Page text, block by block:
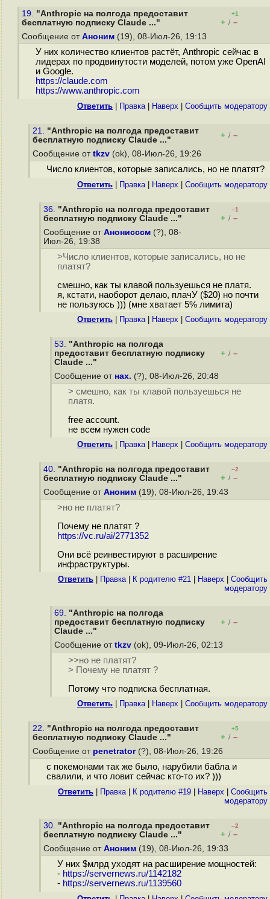
19. "Anthropic на полгода предоставит
бесплатную подписку Claude ..."
+1
+ / –
Сообщение от Аноним (19), 08-Июл-26, 19:13
У них количество клиентов растёт, Anthropic сейчас в
лидерах по продвинутости моделей, потом уже OpenAI
и Google.
https://claude.com
https://www.anthropic.com
Ответить Правка| Наверх Cообщить модератору
21. "Anthropic на полгода предоставит
бесплатную подписку Claude ..."
+ / –
Сообщение от tkzv (ok), 08-Июл-26, 19:26
Число клиентов, которые записались, но не платят?
Ответить Правка| Наверх Cообщить модератору
36. "Anthropic на полгода предоставит
бесплатную подписку Claude ..."
–1
+ / –
Сообщение от Анонисссм (?), 08-
Июл-26, 19:38
>Число клиентов, которые записались, но не
платят?
смешно, как ты клавой пользуешься не платя.
я, кстати, наоборот делаю, плачУ ($20) но почти
не пользуюсь ))) (мне хватает 5% лимита)
Ответить Правка| Наверх Cообщить модератору
53. "Anthropic на полгода
предоставит бесплатную подписку
Claude ..."
+ / –
Сообщение от нах. (?), 08-Июл-26, 20:48
> смешно, как ты клавой пользуешься не
платя.
free account.
не всем нужен code
Ответить Правка| Наверх Cообщить модератору
40. "Anthropic на полгода предоставит
бесплатную подписку Claude ..."
–2
+ / –
Сообщение от Аноним (19), 08-Июл-26, 19:43
>но не платят?
Почему не платят ?
https://vc.ru/ai/2771352
Они всё реинвестируют в расширение
инфраструктуры.
Ответить Правка| К родителю #21 Наверх
Cообщить
модератору
69. "Anthropic на полгода
предоставит бесплатную подписку
Claude ..."
+ / –
Сообщение от tkzv (ok), 09-Июл-26, 02:13
>>но не платят?
> Почему не платят ?
Потому что подписка бесплатная.
Ответить Правка| Наверх Cообщить модератору
22. "Anthropic на полгода предоставит
бесплатную подписку Claude ..."
+5
+ / –
Сообщение от penetrator(?), 08-Июл-26, 19:26
с покемонами так же было, нарубили бабла и
свалили, и что ловит сейчас кто-то их? )))
Ответить Правка| К родителю #19 Наверх
Cообщить
модератору
30. "Anthropic на полгода предоставит
бесплатную подписку Claude ..."
–2
+ / –
Сообщение от Аноним (19), 08-Июл-26, 19:33
У них $млрд уходят на расширение мощностей:
- https://servernews.ru/1142182
- https://servernews.ru/1139560